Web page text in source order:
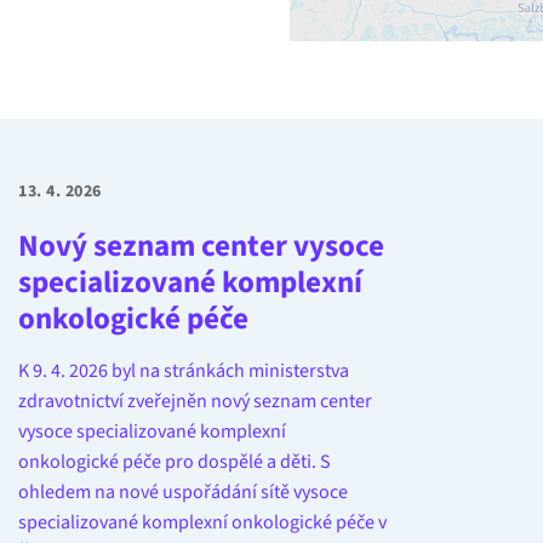
13. 4. 2026
Nový seznam center vysoce
specializované komplexní
onkologické péče
K 9. 4. 2026 byl na stránkách ministerstva
zdravotnictví zveřejněn nový seznam center
vysoce specializované komplexní
onkologické péče pro dospělé a děti. S
ohledem na nové uspořádání sítě vysoce
specializované komplexní onkologické péče v